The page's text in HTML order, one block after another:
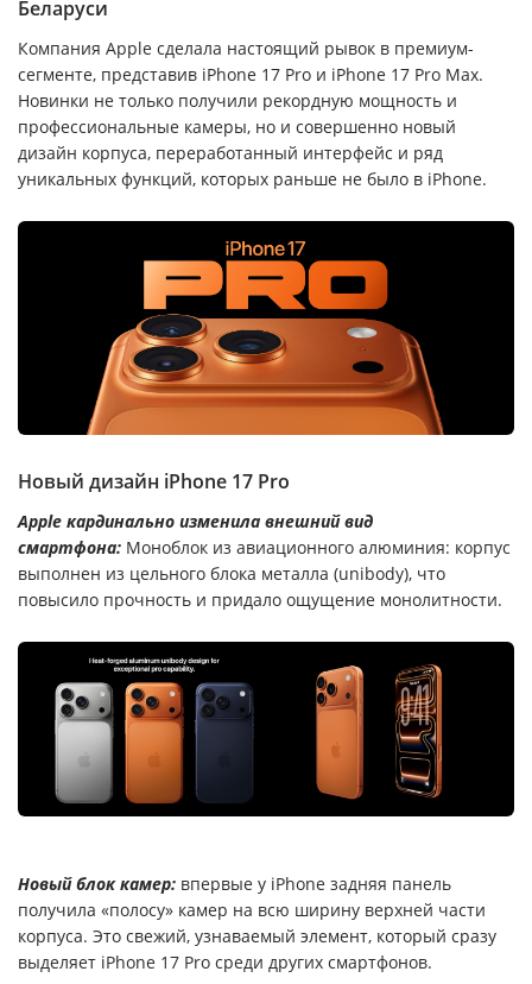
Беларуси
Компания Apple сделала настоящий рывок в премиум-
сегменте, представив iPhone 17 Pro и iPhone 17 Pro Max.
Новинки не только получили рекордную мощность и
профессиональные камеры, но и совершенно новый
дизайн корпуса, переработанный интерфейс и ряд
уникальных функций, которых раньше не было в iPhone.
Новый дизайн iPhone 17 Pro
Apple кардинально изменила внешний вид
смартфона: Моноблок из авиационного алюминия: корпус
выполнен из цельного блока металла (unibody), что
повысило прочность и придало ощущение монолитности.
Новый блок камер: впервые у iPhone задняя панель
получила «полосу» камер на всю ширину верхней части
корпуса. Это свежий, узнаваемый элемент, который сразу
выделяет iPhone 17 Pro среди других смартфонов.